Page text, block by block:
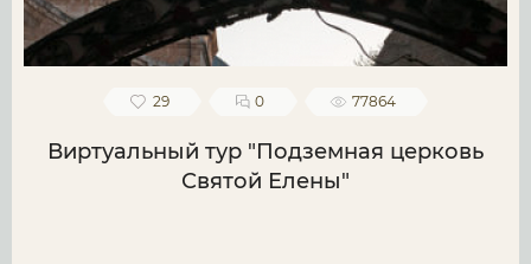
29 0 77864
Виртуальный тур "Подземная церковь
Святой Елены"